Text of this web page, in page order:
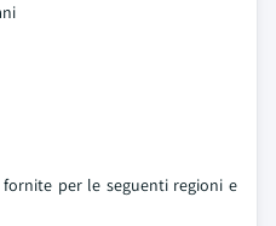
per le seguenti regioni e